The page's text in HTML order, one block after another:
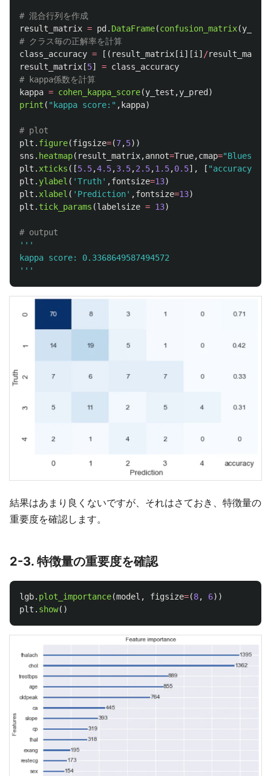
result_matrix = pd . DataFrame(confusion_matrix(y_test
class_accuracy = [( result_matrix [i ][i ] /result_matrix
result_matrix [5] = class_accuracy
kappa = cohen_kappa_score(y_test ,y_pred )
print ( " kappa score: " , kappa)
plt . figure(figsize=(7,5))
sns . heatmap( result_matrix,annot=True,cmap="Blues
plt . xticks ([5.5,4.5,3.5,2.5,1.5,0.5], [ "accuracy
plt . ylabel ( 'Truth' ,fontsize=13)
plt . xlabel ( ' Prediction' ,fontsize=13)
plt . tick_params (labelsize = 13)
'''
'''
結果はあまり良くないですが、それはさておき、特徴量の
重要度を確認します。
2-3. 特徴量の重要度を確認
lgb. plot_importance(model , figsize=(8, 6))
plt . show()